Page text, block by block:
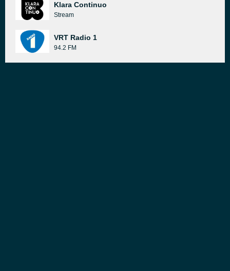
Klara Continuo
Stream
VRT Radio 1
94.2 FM